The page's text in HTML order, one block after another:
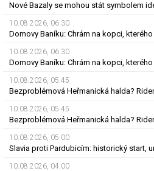
10.08.2026, 06.30
Domovy Baníku: Chrám na kopci,
10.08.2026, 06.30
Domovy Baníku: Chrám na kopci,
10.08.2026, 05.45
10.08.2026, 05.45
10.08.2026, 05.00
10.08.2026, 04.00